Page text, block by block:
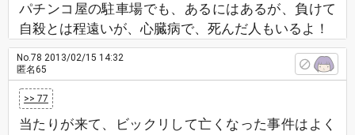
パチンコ屋の駐車場でも、あるにはあるが、負けて
自殺とは程遠いが、心臓病で、死んだ人もいるよ！
No.78 2013/02/15 14:32
匿名65
>> 77
当たりが来て、ビックリして亡くなった事件はよく